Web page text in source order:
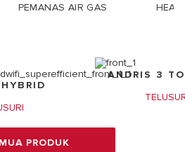
PEMANAS AIR GAS HEAT
ANDRIS 3
PRODUK